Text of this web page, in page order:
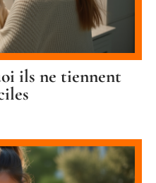
ils ne tiennent